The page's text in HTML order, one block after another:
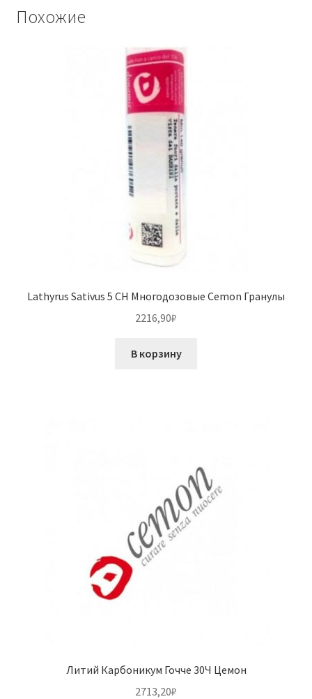
Похожие
Lathyrus Sativus 5 CH Многодозовые Cemon Гранулы
2216,90₽
В корзину
Литий Карбоникум Гочче 30Ч Цемон
2713,20₽